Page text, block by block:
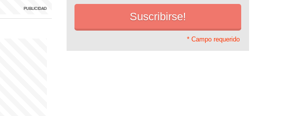
* Campo requerido